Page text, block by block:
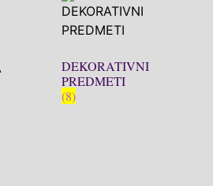
DEKORATIVNI
PREDMETI
(8)